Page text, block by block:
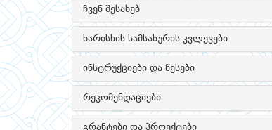
ჩვენ შესახებ
ხარისხის სამსახურის კვლევები
ინსტრუქციები და წესები
რეკომენდაციები
გრანტები და პროექტები